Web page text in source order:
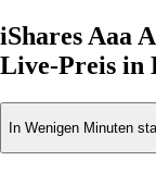
iShares Aaa
Live-Preis in
In Wenigen Minuten